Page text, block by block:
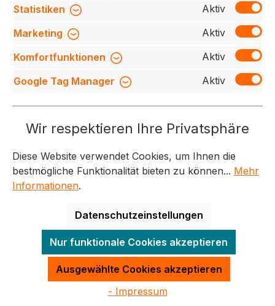
Sport. Hergestellt aus weicher Stretch-…Mehr
Bewertungen
Service-Hotline
Weitere Themen
Informationen Kontakt
Alle Preise exkl. gesetzl. Mehrwertsteuer zzgl.
Versandkostenund ggf. Nachnahmegebühren, wenn
nicht anders angegeben.
Made with byQuadro GmbH
Statistiken
Aktiv
Marketing
Aktiv
Komfortfunktionen
Aktiv
Google Tag Manager
Aktiv
Wir respektieren Ihre Privatsphäre
Diese Website verwendet Cookies, um Ihnen die
bestmögliche Funktionalität bieten zu können... Mehr
Informationen.
Datenschutzeinstellungen
Nur funktionale Cookies akzeptieren
Ausgewählte Cookies akzeptieren
- Impressum